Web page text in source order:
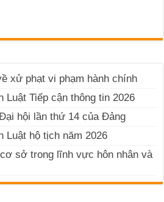
xử phạt vi phạm hành chính
Tiếp cận thông tin 2026
hội lần thứ 14 của Đảng
hộ tịch năm 2026
sở trong lĩnh vực hôn nhân và